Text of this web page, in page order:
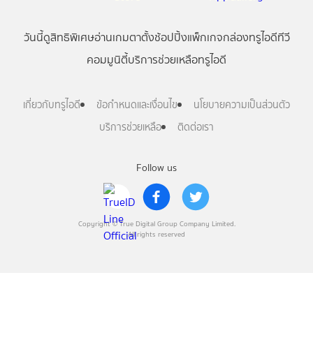
Follow us
Copyright © True Digital Group Company Limited.
All rights reserved
วันนี้ดูสิทธิพิเศษอ่านเกมตาตั้งช้อปปิ้งแพ็กเกจกล่องทรูไอดีทีวี
คอมมูนิตี้บริการช่วยเหลือทรูไอดี
เกี่ยวกับทรูไอดี ข้อกำหนดและเงื่อนไข
นโยบายความเป็นส่วนตัว
บริการช่วยเหลือ
ติดต่อเรา